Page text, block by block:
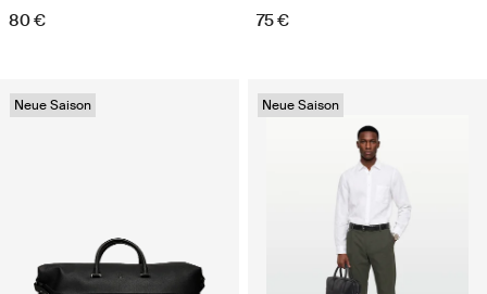
80 € 75 €
Neue Saison Neue Saison